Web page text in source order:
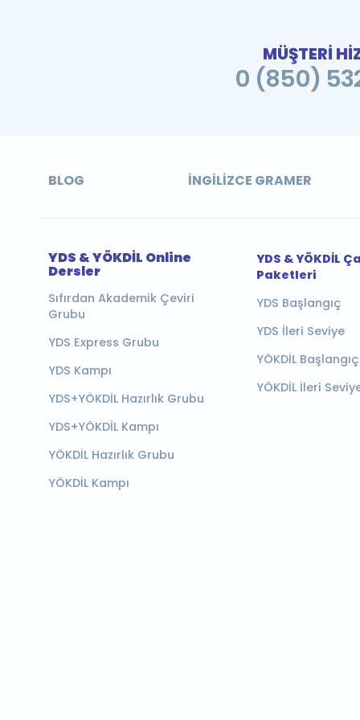
MÜŞTERİ
0 (850)
BLOG İNGILIZCE GRAMER
YDS & YÖKDİL Online
Dersler
Sıfırdan Akademik Çeviri
Grubu
YDS Express Grubu
YDS Kampı
YDS+YÖKDİL Hazırlık Grubu
YDS+YÖKDİL Kampı
YÖKDİL Hazırlık Grubu
YÖKDİL Kampı
YDS & YÖKDİL
Paketleri
YDS Başlangıç
YDS İleri Seviye
YÖKDİL Başlangıç
YÖKDİL İleri